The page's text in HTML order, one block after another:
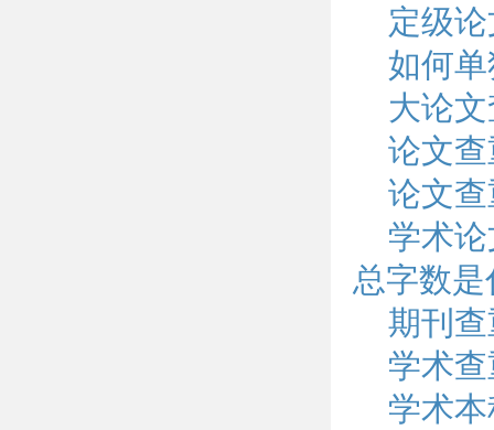
定级
如何
大论
论文
论文
学术
总字数
期刊
学术
学术